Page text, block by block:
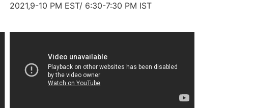
2021,9-10 PM EST/ 6:30-7:30 PM IST